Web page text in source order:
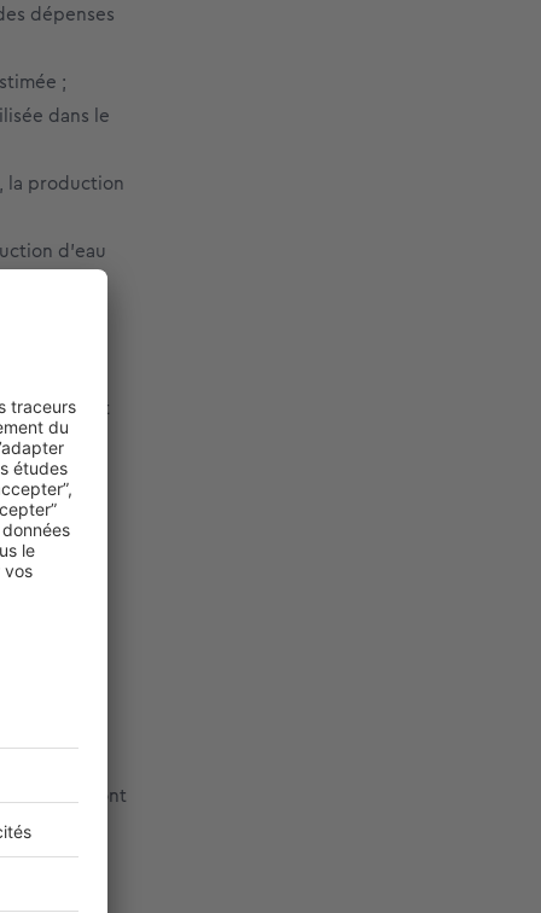
dépenses
;
dans le
la production
d’eau
seront
pris en
quelques
devront
la classe